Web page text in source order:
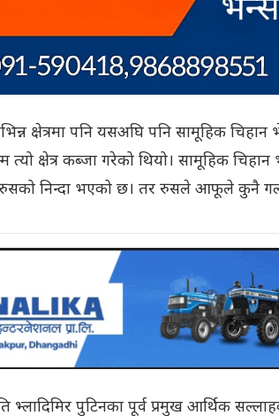
क्षेत्रमा पनि यसअघि पनि सामूहिक चिहान
क्षेत्र कब्जा गरेको थियो। सामूहिक
रुसको निन्दा भएको छ। तर रुसले आफूले कुनै
भ्लादिमिर पुटिनका पूर्व प्रमुख आर्थिक